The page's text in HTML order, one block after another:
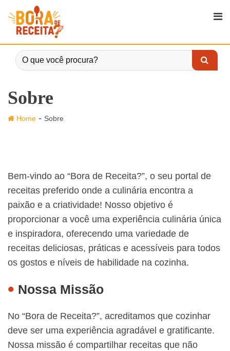
Skip
content
Sobre
Home - Sobre
Bem-vindo ao “Bora de Receita?”, o seu portal de
receitas preferido onde a culinária encontra a
paixão e a criatividade! Nosso objetivo é
proporcionar a você uma experiência culinária única
e inspiradora, oferecendo uma variedade de
receitas deliciosas, práticas e acessíveis para todos
os gostos e níveis de habilidade na cozinha.
Nossa Missão
No “Bora de Receita?”, acreditamos que cozinhar
deve ser uma experiência agradável e gratificante.
Nossa missão é compartilhar receitas que não